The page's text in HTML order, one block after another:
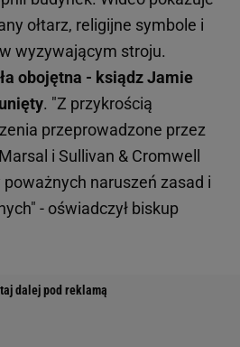
ołtarz, religijne symbole i
wyzywającym stroju.
obojętna - ksiądz Jamie
. "Z przykrością
przeprowadzone przez
i Sullivan & Cromwell
poważnych naruszeń zasad i
- oświadczył biskup